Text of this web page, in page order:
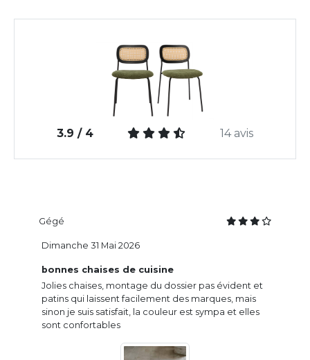
3.9 / 4 14 avis
Gégé
bonnes chaises de cuisine
Jolies chaises, montage du dossier pas évident et
patins qui laissent facilement des marques, mais
sinon je suis satisfait, la couleur est sympa et elles
sont confortables
Dimanche 31 Mai 2026